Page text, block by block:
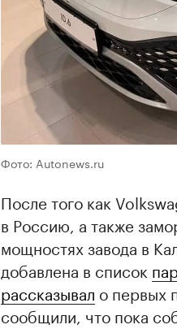
Фото: Autonews.ru
После того как
в Россию, а также
мощностях завода в
добавлена в список
рассказывал о первых
сообщили, что пока